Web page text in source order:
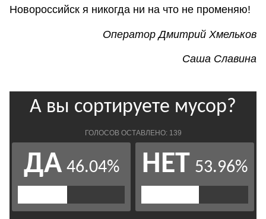
Новороссийск я никогда ни на что не променяю!
Оператор Дмитрий Хмельков
Саша Славина